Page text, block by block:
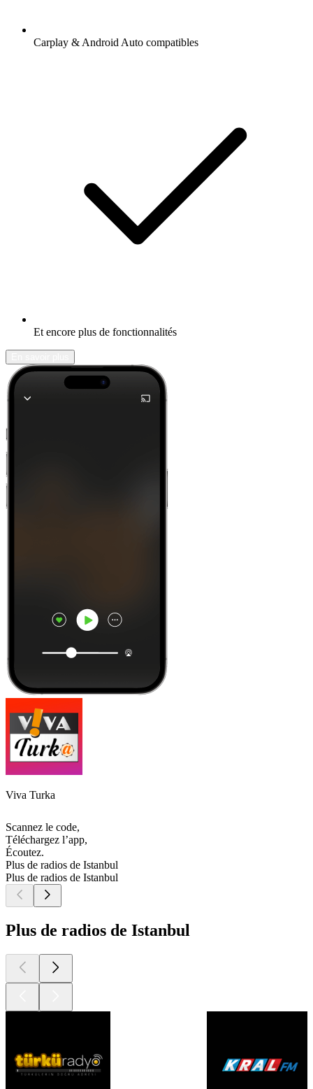
Carplay & Android Auto compatibles
Et encore plus de fonctionnalités
Viva Turka
Scannez le code,
Téléchargez l’app,
Écoutez.
Plus de radios de Istanbul
Plus de radios de Istanbul
Plus de radios de Istanbul